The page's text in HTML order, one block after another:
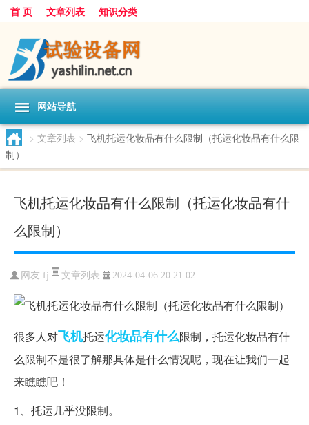
首 页 文章列表 知识分类
网站导航
> 文章列表 > 飞机托运化妆品有什么限制（托运化妆品有什么限
制）
飞机托运化妆品有什么限制（托运化妆品有什
么限制）
网友:fj 文章列表 2024-04-06 20:21:02
很多人对飞机托运化妆品有什么限制，托运化妆品有什
么限制不是很了解那具体是什么情况呢，现在让我们一起
来瞧瞧吧！
1、托运几乎没限制。